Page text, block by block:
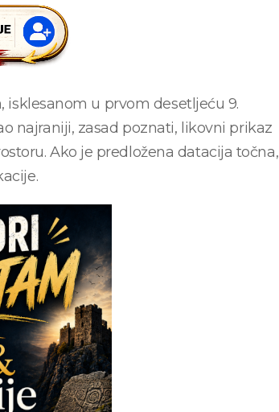
u prvom desetljeću 9.
najraniji, zasad poznati, likovni prikaz
Ako je predložena datacija točna,